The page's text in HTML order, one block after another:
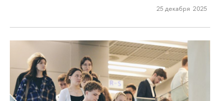
25 декабря 2025